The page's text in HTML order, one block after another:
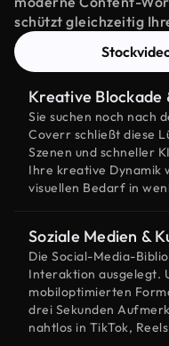
schützt gleichzeitig
Kreative Blockade
Sie suchen noch nach
Coverr schließt diese
Szenen und schneller
Ihre kreative Dynamik
visuellen Bedarf in
Soziale Medien &
Die Social-Media-
Interaktion ausgelegt.
mobiloptimierten
drei Sekunden
nahtlos in TikTok,